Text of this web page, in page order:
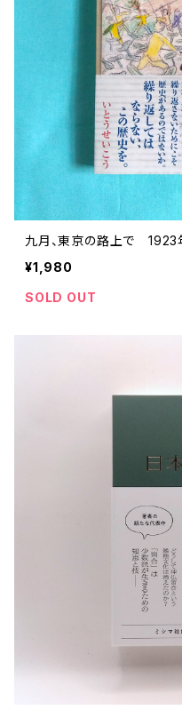
九月、東京の路上で 1923
¥1,980
SOLD OUT